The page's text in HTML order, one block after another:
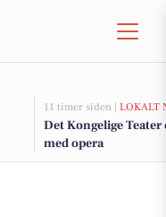
11 timer siden | LOKALT
Det Kongelige
med opera